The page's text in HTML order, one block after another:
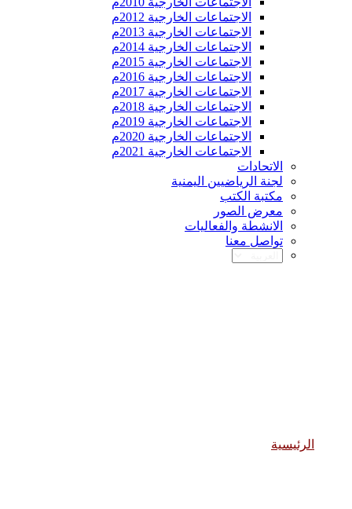
الاجتماعات الخارجية 2012م
الاجتماعات الخارجية 2013م
الاجتماعات الخارجية 2014م
الاجتماعات الخارجية 2015م
الاجتماعات الخارجية 2016م
الاجتماعات الخارجية 2017م
الاجتماعات الخارجية 2018م
الاجتماعات الخارجية 2019م
الاجتماعات الخارجية 2020م
الاجتماعات الخارجية 2021م
الاتحادات
لجنة الرياضيين اليمنية
مكتبة الكتب
معرض الصور
الانشطة والفعاليات
تواصل معنا
الرئيسية